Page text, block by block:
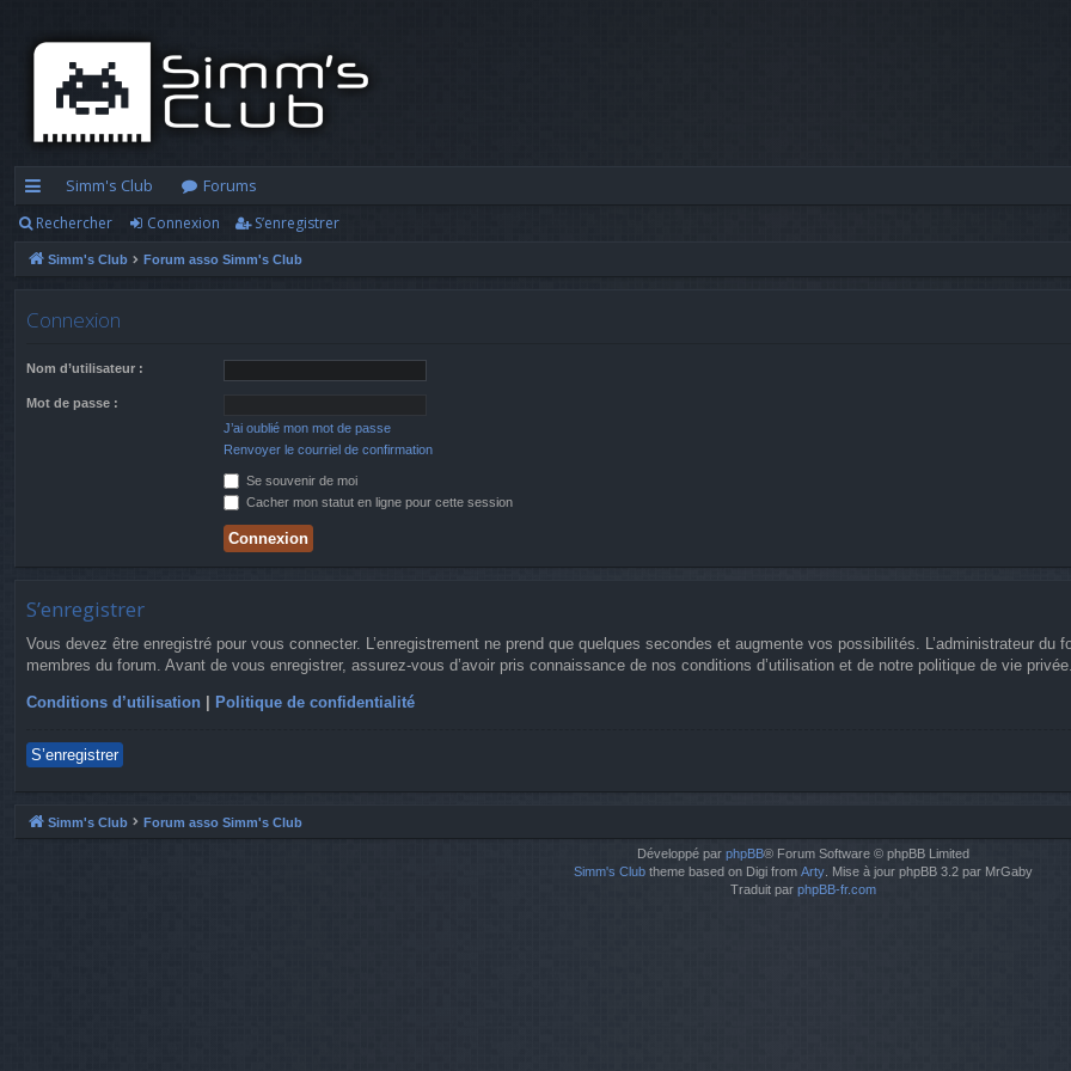
cc
ès
Simm's Club
Forums
Rechercher Connexion S’enregistrer
Simm's Club Forum asso Simm's Club
Connexion
Nom d’utilisateur :
Mot de passe :
J’ai oublié mon mot de passe
Renvoyer le courriel de confirmation
Se souvenir de moi
Cacher mon statut en ligne pour cette session
S’enregistrer
Vous devez être enregistré pour vous connecter. L’enregistrement ne prend que quelques secondes et augmente vos possibilités. L’administrateur
membres du forum. Avant de vous enregistrer, assurez-vous d’avoir pris connaissance de nos conditions d’utilisation et de notre politique de vie
Conditions d’utilisation | Politique de confidentialité
S’enregistrer
Simm's Club Forum asso Simm's Club
Développé par phpBB® Forum Software © phpBB Limited
Simm's Club theme based on Digi from Arty . Mise à jour phpBB 3.2 par MrGaby
Traduit par phpBB-fr.com